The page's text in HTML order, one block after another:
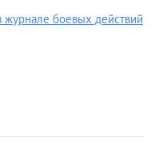
журнале боевых действий